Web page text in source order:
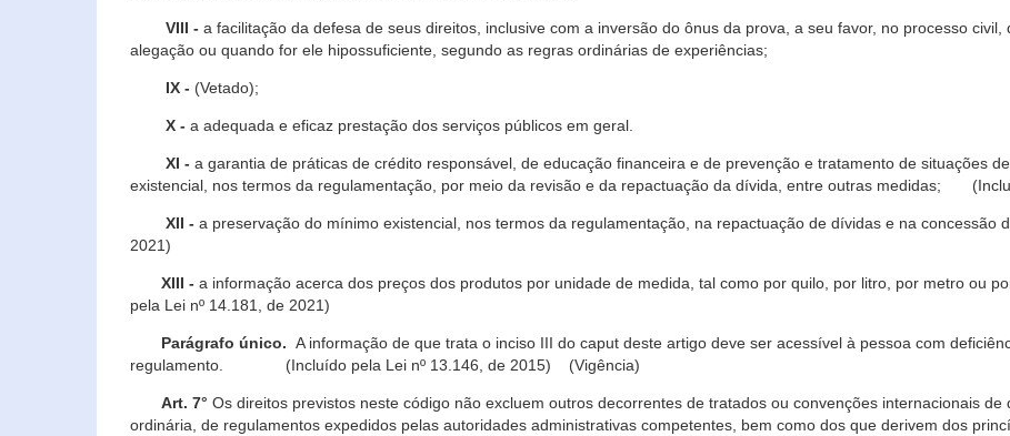
VIII - a facilitação da defesa de seus direitos, inclusive com a inversão do ônus da prova, a seu favor, no processo
alegação ou quando for ele hipossuficiente, segundo as regras ordinárias de experiências;
IX - (Vetado);
X - a adequada e eficaz prestação dos serviços públicos em geral.
XI - a garantia de práticas de crédito responsável, de educação financeira e de prevenção e tratamento de situações
existencial, nos termos da regulamentação, por meio da revisão e da repactuação da dívida, entre outras medidas;
XII - a preservação do mínimo existencial, nos termos da regulamentação, na repactuação de dívidas e na
2021)
XIII - a informação acerca dos preços dos produtos por unidade de medida, tal como por quilo, por litro, por metro
pela Lei nº 14.181, de 2021)
Parágrafo único. A informação de que trata o inciso III do caput deste artigo deve ser acessível à pessoa com
regulamento. (Incluído pela Lei nº 13.146, de 2015) (Vigência)
Art. 7° Os direitos previstos neste código não excluem outros decorrentes de tratados ou convenções internacionais
ordinária, de regulamentos expedidos pelas autoridades administrativas competentes, bem como dos que derivem dos